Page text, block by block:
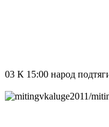
03 К 15:00 народ